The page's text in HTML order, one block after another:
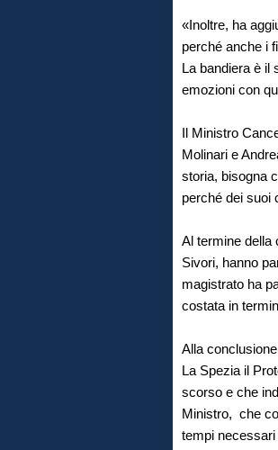
«Inoltre, ha
perché anche i
La bandiera è il
emozioni con
Il Ministro
Molinari e
storia, bisogna
perché dei suoi
Al termine della
Sivori, hanno
magistrato ha
costata in
Alla
La Spezia il
scorso e che
Ministro, che
tempi